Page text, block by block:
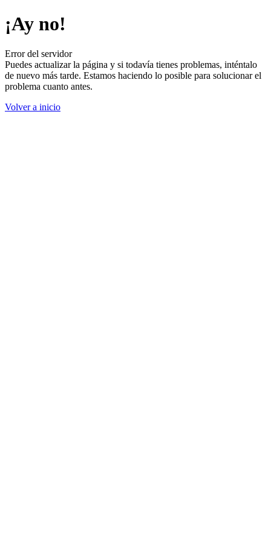
¡Ay no!
Error del servidor
Puedes actualizar la página y si todavía tienes problemas, inténtalo
de nuevo más tarde. Estamos haciendo lo posible para solucionar el
problema cuanto antes.
Volver a inicio